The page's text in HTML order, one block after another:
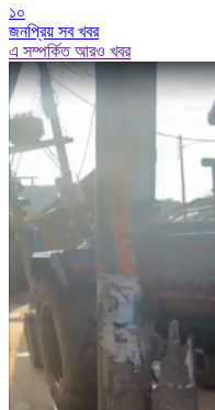
১০
জনপ্রিয় সব খবর
এ সম্পর্কিত আরও খবর